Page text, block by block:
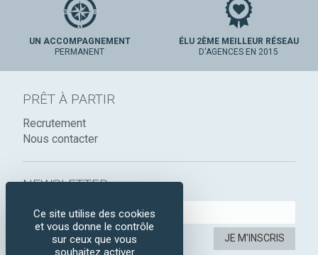
UN ACCOMPAGNEMENT
PERMANENT
ÉLU 2ÈME MEILLEUR RÉSEAU
D'AGENCES EN 2015
PRÊT À PARTIR
Recrutement
Nous contacter
NEWSLETTER :
JE M'INSCRIS
Ce site utilise des cookies
et vous donne le contrôle
sur ceux que vous
souhaitez activer